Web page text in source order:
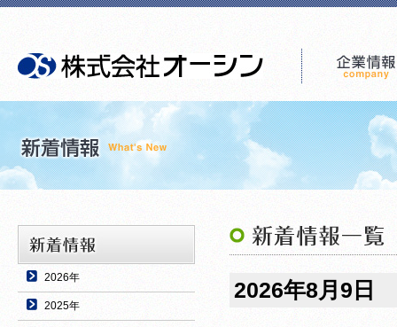
2026年
2025年
2026年8月9日